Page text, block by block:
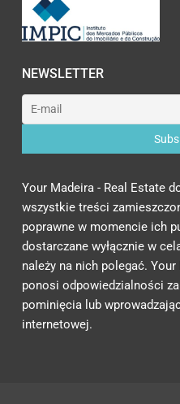
NEWSLETTER
Your Madeira - Real Estate
wszystkie treści
poprawne w momencie ich
dostarczane wyłącznie w
należy na nich polegać.
ponosi odpowiedzialności
pominięcia lub
internetowej.